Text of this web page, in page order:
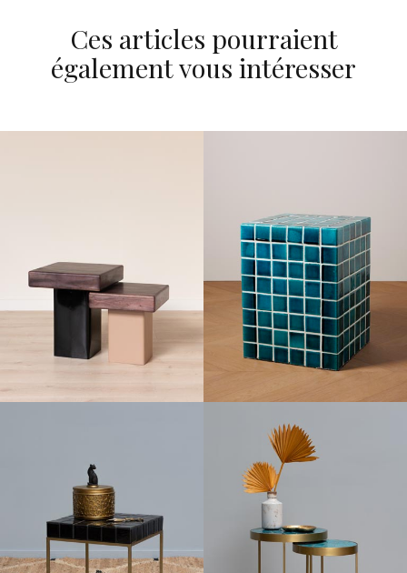
Ces articles pourraient
également vous intéresser